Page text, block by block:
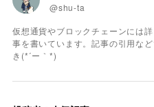
@shu-ta
仮想通貨やブロックチェーンには
事を書いています。記事の引用な
き(*´ー｀*)